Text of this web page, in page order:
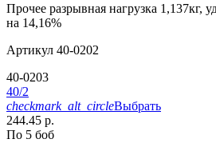
Прочее разрывная нагрузка 1,137кг,
на 14,16%
Артикул 40-0202
40-0203
40/2
checkmark_alt_circleВыбрать
244.45 р.
По 5 боб